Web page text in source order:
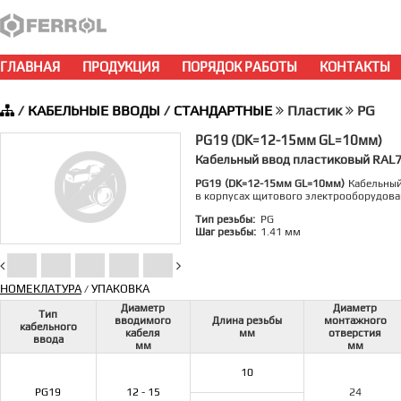
ГЛАВНАЯ ПРОДУКЦИЯ ПОРЯДОК РАБОТЫ КОНТАКТЫ
/ КАБЕЛЬНЫЕ ВВОДЫ / СТАНДАРТНЫЕ Пластик PG
PG19 (DK=12-15мм GL=10мм)
Кабельный ввод пластиковый
PG19 (DK=12-15мм GL=10мм)
в корпусах щитового
Тип резьбы: PG
Шаг резьбы: 1.41 мм
НОМЕКЛАТУРА/ УПАКОВКА
Тип
кабельного
ввода
Диаметр
вводимого
кабеля
мм
Длина резьбы
мм
Диаметр
монтажного
отверстия
мм
PG19 12 - 15
10
24